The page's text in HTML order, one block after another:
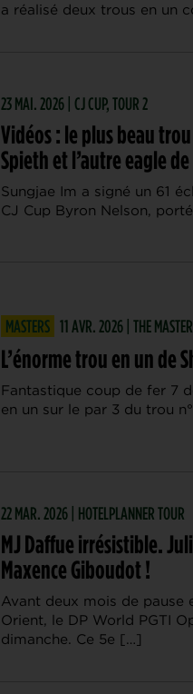
a réalisé deux trous en un
23 MAI. 2026 | CJ CUP, TOUR 2
Vidéos : le plus beau
Spieth et l’autre eagle
Sungjae Im a signé un 61
CJ Cup Byron Nelson,
MASTERS 11 AVR. 2026 | THE
L’énorme trou en un de
Fantastique coup de fer 7
en un sur le par 3 du trou
22 MAR. 2026 | HOTELPLANNER TOUR
MJ Daffue irrésistible.
Maxence Giboudot !
Avant deux mois de pause
Orient, le DP World PGTI
dimanche. Ce 5e […]